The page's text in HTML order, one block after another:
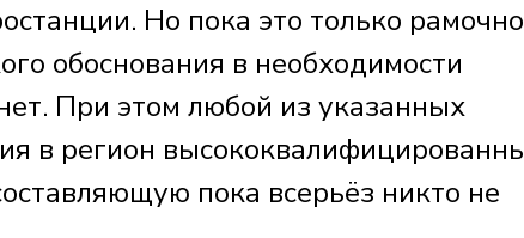
Но пока это только
обоснования в необходимости
При этом любой из указанных
в регион
пока всерьёз никто не